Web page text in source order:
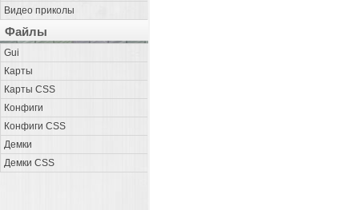
Видео приколы
Файлы
Gui
Карты
Карты CSS
Конфиги
Конфиги CSS
Демки
Демки CSS